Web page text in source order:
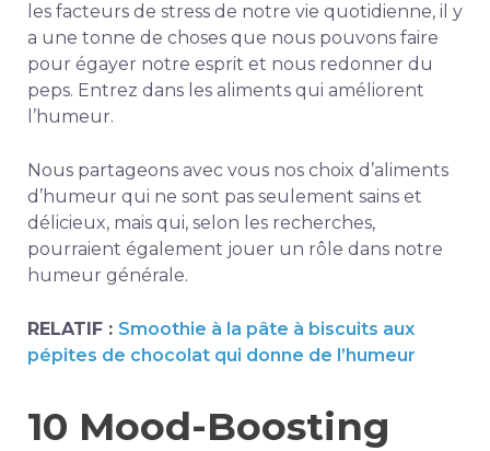
les facteurs de stress de notre vie quotidienne, il y
a une tonne de choses que nous pouvons faire
pour égayer notre esprit et nous redonner du
peps. Entrez dans les aliments qui améliorent
l’humeur.
Nous partageons avec vous nos choix d’aliments
d’humeur qui ne sont pas seulement sains et
délicieux, mais qui, selon les recherches,
pourraient également jouer un rôle dans notre
humeur générale.
RELATIF : Smoothie à la pâte à biscuits aux
pépites de chocolat qui donne de l’humeur
10 Mood-Boosting